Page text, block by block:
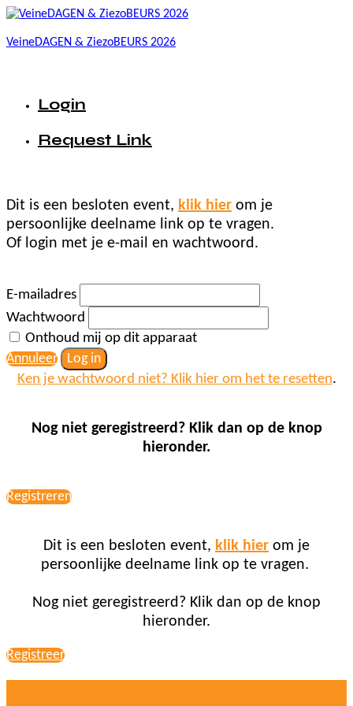
VeineDAGEN & ZiezoBEURS 2026
Login
Request Link
Dit is een besloten event, klik hier om je
persoonlijke deelname link op te vragen.
Of login met je e-mail en wachtwoord.
E-mailadres
Wachtwoord
Onthoud mij op dit apparaat
Annuleer
Log in
Ken je wachtwoord niet? Klik hier om het te resetten.
Nog niet geregistreerd? Klik dan op de knop
hieronder.
Registreren
Dit is een besloten event, klik hier om je
persoonlijke deelname link op te vragen.
Nog niet geregistreerd? Klik dan op de knop
hieronder.
Registreer